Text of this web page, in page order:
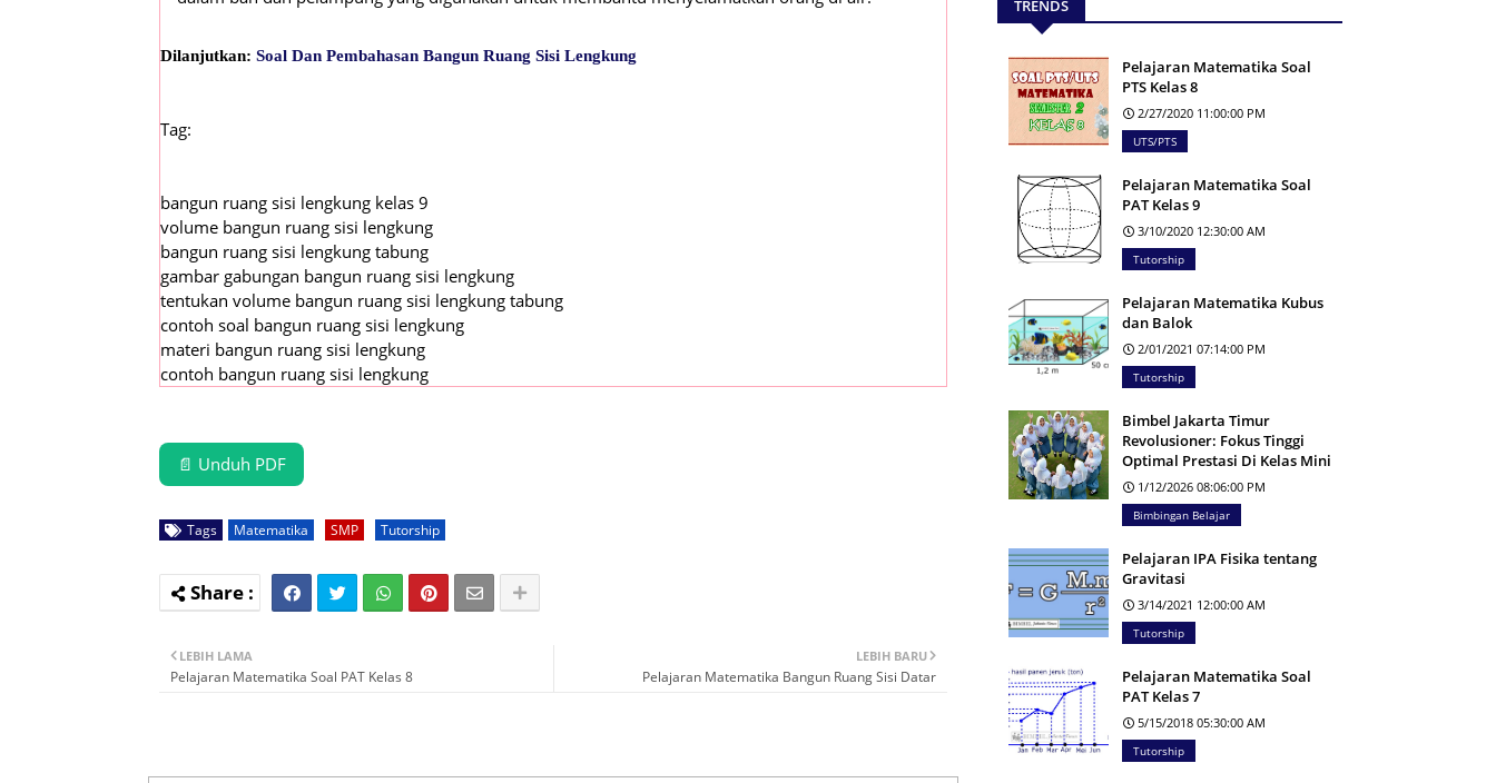
Dilanjutkan: Soal Dan Pembahasan Bangun Ruang Sisi Lengkung
Tag:
bangun ruang sisi lengkung kelas 9
volume bangun ruang sisi lengkung
bangun ruang sisi lengkung tabung
gambar gabungan bangun ruang sisi lengkung
tentukan volume bangun ruang sisi lengkung tabung
contoh soal bangun ruang sisi lengkung
materi bangun ruang sisi lengkung
contoh bangun ruang sisi lengkung
📄 Unduh PDF
Tags Matematika SMP Tutorship
LEBIH BARU
Pelajaran Matematika Bangun Ruang Sisi Datar
LEBIH LAMA
Pelajaran Matematika Soal PAT Kelas 8
TRENDS
Pelajaran Matematika Soal
PTS Kelas 8
2/27/2020 11:00:00 PM
UTS/PTS
Pelajaran Matematika Soal
PAT Kelas 9
3/10/2020 12:30:00 AM
Tutorship
Pelajaran Matematika Kubus
dan Balok
2/01/2021 07:14:00 PM
Tutorship
Bimbel Jakarta Timur
Revolusioner: Fokus Tinggi
Optimal Prestasi Di Kelas Mini
1/12/2026 08:06:00 PM
Bimbingan Belajar
Pelajaran IPA Fisika tentang
Gravitasi
3/14/2021 12:00:00 AM
Tutorship
Pelajaran Matematika Soal
PAT Kelas 7
5/15/2018 05:30:00 AM
Tutorship